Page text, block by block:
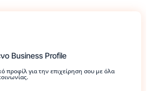
Business Profile
προφίλ για την επιχείρηση σου με όλα